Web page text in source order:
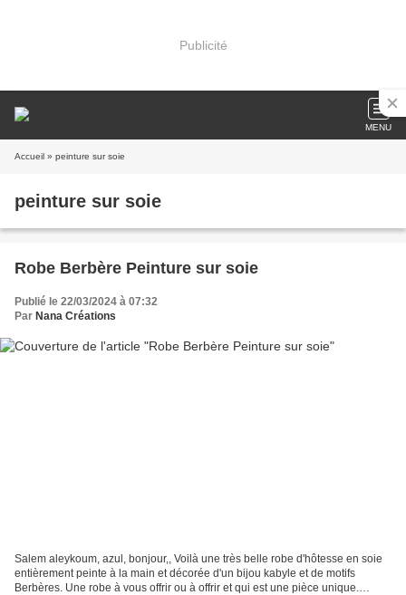
Publicité
MENU
Accueil » peinture sur soie
peinture sur soie
Robe Berbère Peinture sur soie
Publié le 22/03/2024 à 07:32
Par Nana Créations
Salem aleykoum, azul, bonjour,, Voilà une très belle robe d'hôtesse en soie
entièrement peinte à la main et décorée d'un bijou kabyle et de motifs
Berbères. Une robe à vous offrir ou à offrir et qui est une pièce unique.